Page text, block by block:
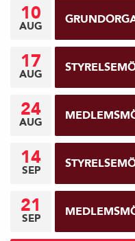
10
AUG
17
AUG
24
AUG
14
SEP
21
SEP